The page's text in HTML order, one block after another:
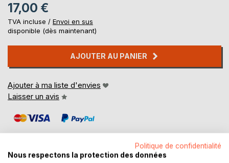
17,00 €
TVA incluse / Envoi en sus
disponible (dès maintenant)
AJOUTER AU PANIER
Ajouter à ma liste d'envies
Laisser un avis
Politique de confidentialité
Nous respectons la protection des données